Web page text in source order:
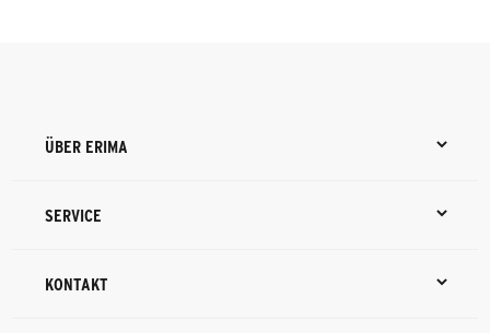
ÜBER ERIMA
SERVICE
KONTAKT